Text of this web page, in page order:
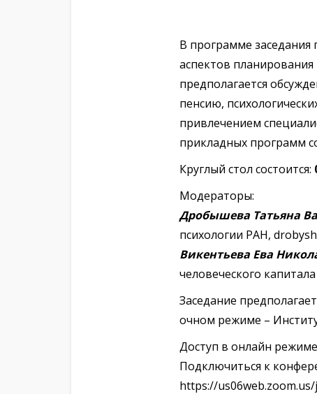
В программе
аспектов планирования
предполагается
пенсию,
привлечением
прикладных программ
Круглый стол состоится:
Модераторы:
Дробышева Татьяна
психологии РАН,
Викентьева Ева
человеческого
Заседание
очном режиме –
Доступ в онлайн
Подключиться к
https://us06web.zoom.us/